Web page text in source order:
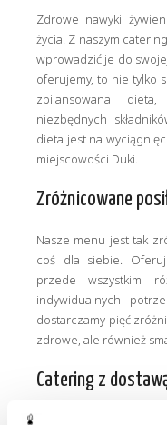
Zdrowe nawyki
życia. Z naszym
wprowadzić je do
oferujemy, to nie tylko
zbilansowana
niezbędnych
dieta jest na
miejscowości Duki.
Zróżnicowane
Nasze menu jest tak
coś dla siebie.
przede wszystkim
indywidualnych
dostarczamy pięć
zdrowe, ale również
Catering z